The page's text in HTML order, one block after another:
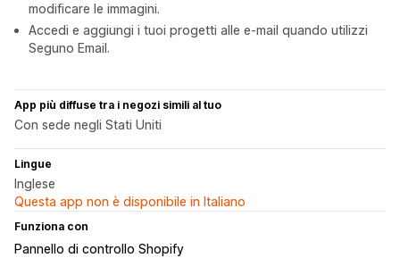
modificare le immagini.
Accedi e aggiungi i tuoi progetti alle e-mail quando utilizzi
Seguno Email.
App più diffuse tra i negozi simili al tuo
Con sede negli Stati Uniti
Lingue
Inglese
Questa app non è disponibile in Italiano
Funziona con
Pannello di controllo Shopify